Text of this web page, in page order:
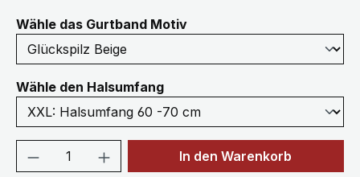
Wähle das Gurtband Motivauswählen
Wähle den Halsumfangauswählen
Produkt Anzahl: Gib denIn den Warenkorb